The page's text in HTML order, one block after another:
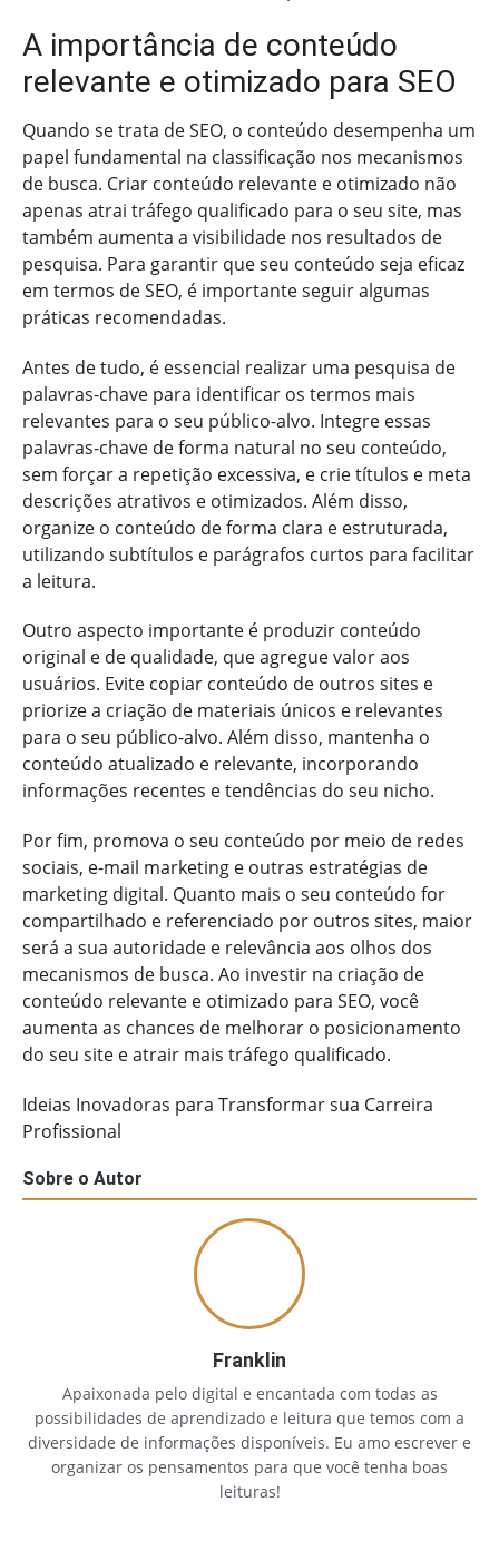
A importância de conteúdo
relevante e otimizado para SEO
Quando se trata de SEO, o conteúdo desempenha um
papel fundamental na classificação nos mecanismos
de busca. Criar conteúdo relevante e otimizado não
apenas atrai tráfego qualificado para o seu site, mas
também aumenta a visibilidade nos resultados de
pesquisa. Para garantir que seu conteúdo seja eficaz
em termos de SEO, é importante seguir algumas
práticas recomendadas.
Antes de tudo, é essencial realizar uma pesquisa de
palavras-chave para identificar os termos mais
relevantes para o seu público-alvo. Integre essas
palavras-chave de forma natural no seu conteúdo,
sem forçar a repetição excessiva, e crie títulos e meta
descrições atrativos e otimizados. Além disso,
organize o conteúdo de forma clara e estruturada,
utilizando subtítulos e parágrafos curtos para facilitar
a leitura.
Outro aspecto importante é produzir conteúdo
original e de qualidade, que agregue valor aos
usuários. Evite copiar conteúdo de outros sites e
priorize a criação de materiais únicos e relevantes
para o seu público-alvo. Além disso, mantenha o
conteúdo atualizado e relevante, incorporando
informações recentes e tendências do seu nicho.
Por fim, promova o seu conteúdo por meio de redes
sociais, e-mail marketing e outras estratégias de
marketing digital. Quanto mais o seu conteúdo for
compartilhado e referenciado por outros sites, maior
será a sua autoridade e relevância aos olhos dos
mecanismos de busca. Ao investir na criação de
conteúdo relevante e otimizado para SEO, você
aumenta as chances de melhorar o posicionamento
do seu site e atrair mais tráfego qualificado.
Ideias Inovadoras para Transformar sua Carreira
Profissional
Sobre o Autor
Franklin
Apaixonada pelo digital e encantada com todas as
possibilidades de aprendizado e leitura que temos com a
diversidade de informações disponíveis. Eu amo escrever e
organizar os pensamentos para que você tenha boas
leituras!